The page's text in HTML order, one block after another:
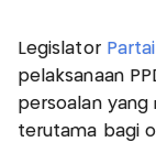
LegislatorPartai
pelaksanaan
persoalan yang
terutama bagi